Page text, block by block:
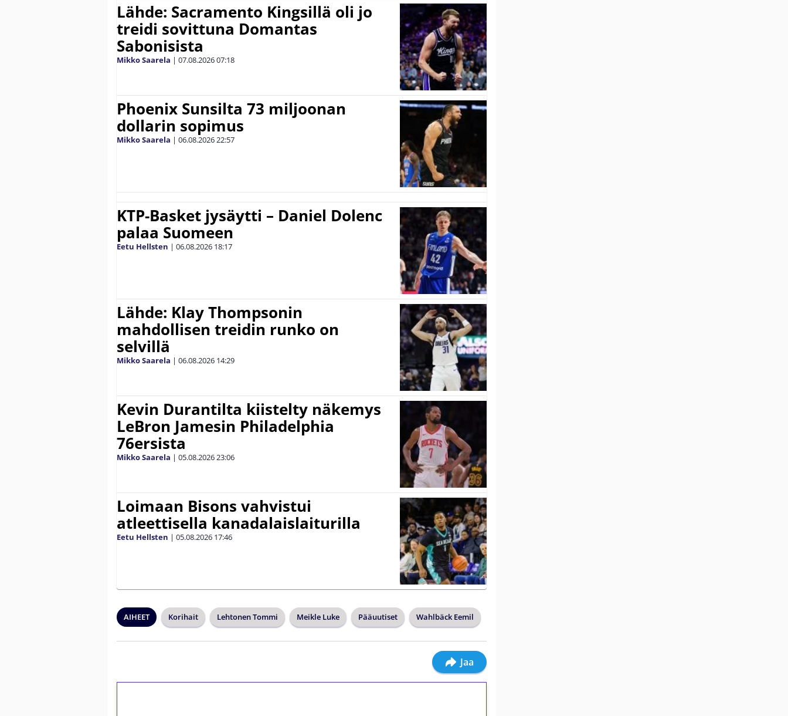
Lähde: Sacramento Kingsillä oli jo
treidi sovittuna Domantas
Sabonisista
Mikko Saarela | 07.08.202607:18
Phoenix Sunsilta 73 miljoonan
dollarin sopimus
Mikko Saarela | 06.08.202622:57
KTP-Basket jysäytti – Daniel Dolenc
palaa Suomeen
Eetu Hellsten | 06.08.2026 18:17
Lähde: Klay Thompsonin
mahdollisen treidin runko on
selvillä
Mikko Saarela | 06.08.2026 14:29
Kevin Durantilta kiistelty näkemys
LeBron Jamesin Philadelphia
76ersista
Mikko Saarela | 05.08.202623:06
Loimaan Bisons vahvistui
atleettisella kanadalaislaiturilla
Eetu Hellsten | 05.08.2026 17:46
AIHEET Korihait Lehtonen Tommi Meikle Luke Pääuutiset Wahlbäck Eemil
Jaa